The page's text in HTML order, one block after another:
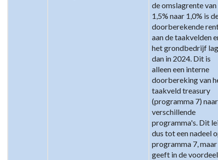
de omslagrente van
1,5% naar 1,0% is
doorberekende
aan de taakvelden
het grondbedrijf
dan in 2024. Dit is
alleen een interne
doorbereking van
taakveld treasury
(programma 7)
verschillende
programma's. Dit
dus tot een nadeel
programma 7, maar
geeft in de